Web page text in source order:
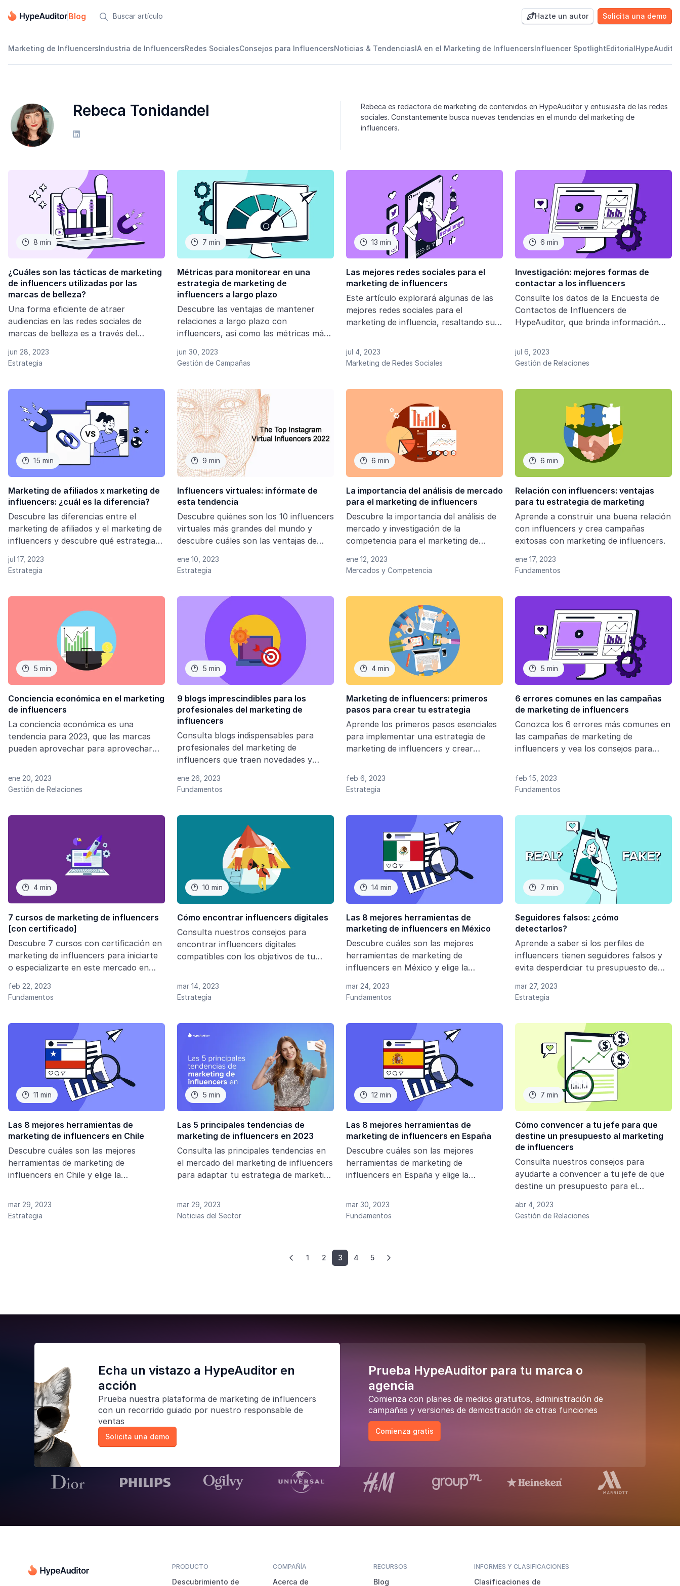
Blog  Hazte un autor Solicita una demo
Marketing de InfluencersIndustria de InfluencersRedes SocialesConsejos para InfluencersNoticias & TendenciasIA en el Marketing de InfluencersInfluencer SpotlightEditorial
Rebeca Tonidandel

Rebeca es redactora de marketing de contenidos en HypeAuditor y entusiasta de las redes
sociales. Constantemente busca nuevas tendencias en el mundo del marketing de
influencers.
 8 min
¿Cuáles son las tácticas de marketing
de influencers utilizadas por las
marcas de belleza?
Una forma eficiente de atraer
audiencias en las redes sociales de
marcas de belleza es a través del
(UGC).
jun 28, 2023
Estrategia
 7 min
Métricas para monitorear en una
estrategia de marketing de
influencers a largo plazo
Descubre las ventajas de mantener
relaciones a largo plazo con
influencers, así como las métricas más
campaña de marketing de influencers
jun 30, 2023
Gestión de Campañas
 13 min
Las mejores redes sociales para el
marketing de influencers
Este artículo explorará algunas de las
mejores redes sociales para el
marketing de influencia, resaltando sus
y impulsar resultados.
jul 4, 2023
Marketing de Redes Sociales
 6 min
Investigación: mejores formas de
contactar a los influencers
Consulte los datos de la Encuesta de
Contactos de Influencers de
HypeAuditor, que brinda información
por qué se negarían a trabajar con
jul 6, 2023
Gestión de Relaciones
 15 min
Marketing de afiliados x marketing de
influencers: ¿cuál es la diferencia?
Descubre las diferencias entre el
marketing de afiliados y el marketing de
influencers y descubre qué estrategia
jul 17, 2023
Estrategia
 9 min
Influencers virtuales: infórmate de
esta tendencia
Descubre quiénes son los 10 influencers
virtuales más grandes del mundo y
descubre cuáles son las ventajas de
ene 10, 2023
Estrategia
 6 min
La importancia del análisis de mercado
para el marketing de influencers
Descubre la importancia del análisis de
mercado y investigación de la
competencia para el marketing de
campañas
ene 12, 2023
Mercados y Competencia
 6 min
Relación con influencers: ventajas
para tu estrategia de marketing
Aprende a construir una buena relación
con influencers y crea campañas
exitosas con marketing de influencers.
ene 17, 2023
Fundamentos
 5 min
Conciencia económica en el marketing
de influencers
La conciencia económica es una
tendencia para 2023, que las marcas
pueden aprovechar para aprovechar
ene 20, 2023
Gestión de Relaciones
 5 min
9 blogs imprescindibles para los
profesionales del marketing de
influencers
Consulta blogs indispensables para
profesionales del marketing de
influencers que traen novedades y
digital.
ene 26, 2023
Fundamentos
 4 min
Marketing de influencers: primeros
pasos para crear tu estrategia
Aprende los primeros pasos esenciales
para implementar una estrategia de
marketing de influencers y crear
feb 6, 2023
Estrategia
 5 min
6 errores comunes en las campañas
de marketing de influencers
Conozca los 6 errores más comunes en
las campañas de marketing de
influencers y vea los consejos para
feb 15, 2023
Fundamentos
 4 min
7 cursos de marketing de influencers
[con certificado]
Descubre 7 cursos con certificación en
marketing de influencers para iniciarte
o especializarte en este mercado en
feb 22, 2023
Fundamentos
 10 min
Cómo encontrar influencers digitales
Consulta nuestros consejos para
encontrar influencers digitales
compatibles con los objetivos de tu
mar 14, 2023
Estrategia
 14 min
Las 8 mejores herramientas de
marketing de influencers en México
Descubre cuáles son las mejores
herramientas de marketing de
influencers en México y elige la
campañas de influencers.
mar 24, 2023
Fundamentos
 7 min
Seguidores falsos: ¿cómo
detectarlos?
Aprende a saber si los perfiles de
influencers tienen seguidores falsos y
evita desperdiciar tu presupuesto de
mar 27, 2023
Estrategia
 11 min
Las 8 mejores herramientas de
marketing de influencers en Chile
Descubre cuáles son las mejores
herramientas de marketing de
influencers en Chile y elige la
campañas de influencers.
mar 29, 2023
Estrategia
 5 min
Las 5 principales tendencias de
marketing de influencers en 2023
Consulta las principales tendencias en
el mercado del marketing de influencers
para adaptar tu estrategia de marketing
mar 29, 2023
Noticias del Sector
 12 min
Las 8 mejores herramientas de
marketing de influencers en España
Descubre cuáles son las mejores
herramientas de marketing de
influencers en España y elige la
campañas de influencers.
mar 30, 2023
Fundamentos
 7 min
Cómo convencer a tu jefe para que
destine un presupuesto al marketing
de influencers
Consulta nuestros consejos para
ayudarte a convencer a tu jefe de que
destine un presupuesto para el
abr 4, 2023
Gestión de Relaciones
 1 2 3 4 5 
Echa un vistazo a HypeAuditor en
acción
Prueba nuestra plataforma de marketing de influencers
con un recorrido guiado por nuestro responsable de
ventas
Solicita una demo
Prueba HypeAuditor para tu marca o
agencia
Comienza con planes de medios gratuitos, administración de
campañas y versiones de demostración de otras funciones
Comienza gratis
PRODUCTO
Descubrimiento de
COMPAÑÍA
Acerca de
RECURSOS
Blog
INFORMES Y CLASIFICACIONES
Clasificaciones de